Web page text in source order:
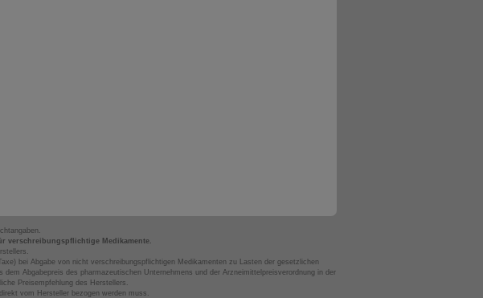
verschreibungspflichtige Medikamente.
bei Abgabe von nicht verschreibungspflichtigen Medikamenten zu Lasten der gesetzlichen
Abgabepreis des pharmazeutischen Unternehmens und der Arzneimittelpreisverordnung in der
Preisempfehlung des Herstellers.
vom Hersteller bezogen werden muss.